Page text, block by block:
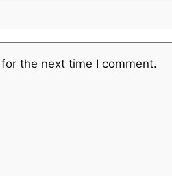
the next time I comment.